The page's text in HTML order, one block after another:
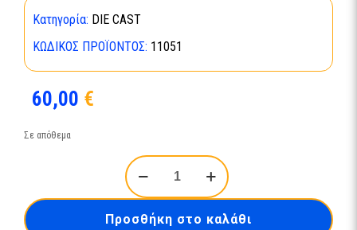
Κατηγορία: DIE CAST
ΚΩΔΙΚΌΣ ΠΡΟΪΌΝΤΟΣ: 11051
60,00 €
Σε απόθεμα
BBURAGO
1:18
Bugatti
Yellow
Προσθήκη στο καλάθι